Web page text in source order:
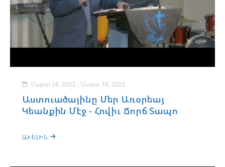
Մարտ 16, 2022 - Մարտ 16, 2022
Աստուածայինը Մեր Առօրեայ
Կեանքին Մէջ - Հովիւ Ճորճ Տապո
ԱՒԵԼԻՆ